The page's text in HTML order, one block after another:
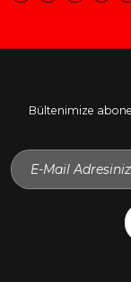
Bültenimize